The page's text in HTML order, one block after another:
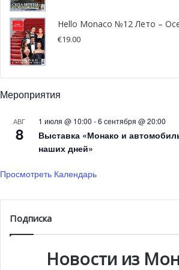
сделано в назидание другим — чтобы
Но не слишком ли?Hello Monaco №12 Лето –
€19.00
Мероприятия
АВГ
8
1 июля @ 10:00 -6 сентября @ 20:00
Выставка «Монако и
наших дней»
Просмотреть Календарь
Подписка
Новости из